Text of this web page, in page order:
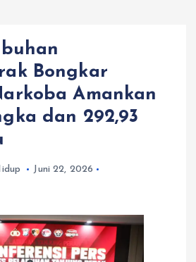
Bongkar
Amankan
dan 292,93
Juni 22, 2026